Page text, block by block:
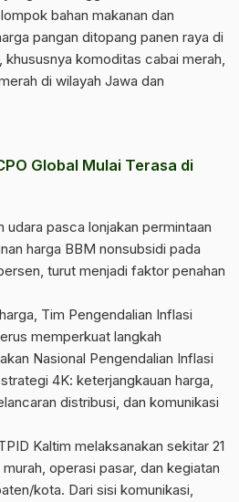
bahan makanan dan
pangan ditopang panen raya di
komoditas cabai merah,
di wilayah Jawa dan
Global Mulai Terasa di
udara pasca lonjakan permintaan
harga BBM nonsubsidi pada
turut menjadi faktor penahan
Tim Pengendalian Inflasi
memperkuat langkah
Nasional Pengendalian Inflasi
4K: keterjangkauan harga,
distribusi, dan komunikasi
Kaltim melaksanakan sekitar 21
operasi pasar, dan kegiatan
kota. Dari sisi komunikasi,